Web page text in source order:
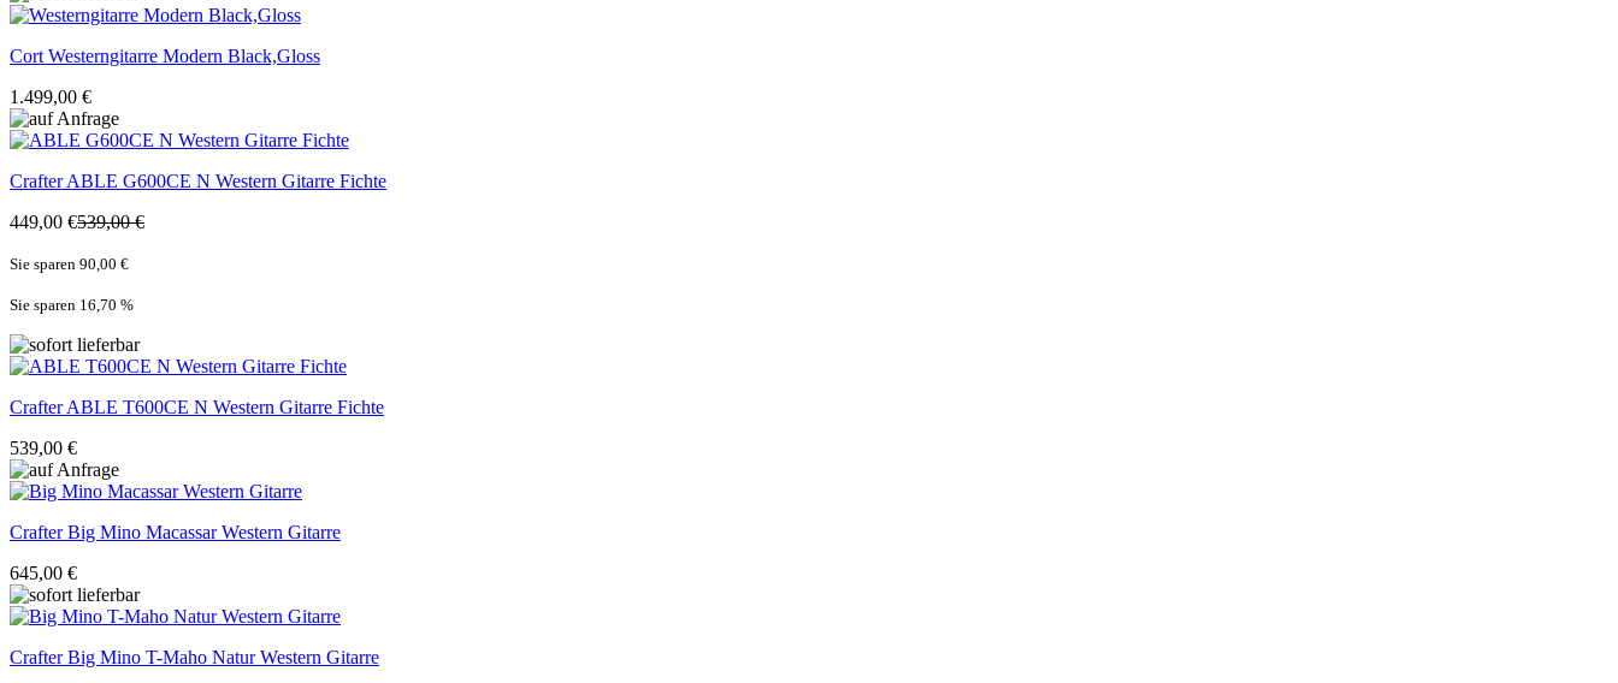
Cort Westerngitarre Modern Black,Gloss
1.499,00 €
CrafterABLE G600CE N Western Gitarre Fichte
449,00 €539,00 €
Sie sparen 90,00 €
Sie sparen 16,70 %
CrafterABLE T600CE N Western Gitarre Fichte
539,00 €
CrafterBig Mino Macassar Western Gitarre
645,00 €
CrafterBig Mino T-Maho Natur Western Gitarre